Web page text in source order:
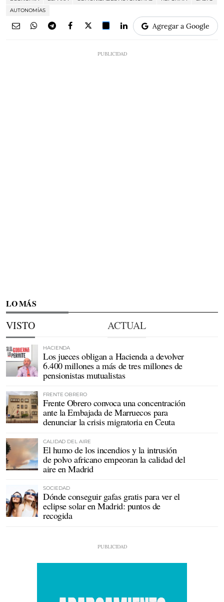
AUTONOMÍAS
Agregar a Google
LO MÁS
VISTO ACTUAL
HACIENDA
Los jueces obligan a Hacienda a devolver
6.400 millones a más de tres millones de
pensionistas mutualistas
FRENTE OBRERO
Frente Obrero convoca una concentración
ante la Embajada de Marruecos para
denunciar la crisis migratoria en Ceuta
CALIDAD DEL AIRE
El humo de los incendios y la intrusión
de polvo africano empeoran la calidad del
aire en Madrid
SOCIEDAD
Dónde conseguir gafas gratis para ver el
eclipse solar en Madrid: puntos de
recogida